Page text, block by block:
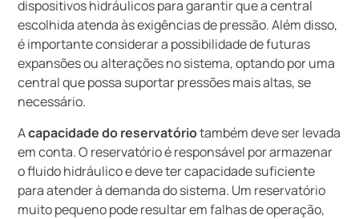
dispositivos hidráulicos para garantir que a central
escolhida atenda às exigências de pressão. Além disso,
é importante considerar a possibilidade de futuras
expansões ou alterações no sistema, optando por uma
central que possa suportar pressões mais altas, se
necessário.
Acapacidade do reservatóriotambém deve ser levada
em conta. O reservatório é responsável por armazenar
o fluido hidráulico e deve ter capacidade suficiente
para atender à demanda do sistema. Um reservatório
muito pequeno pode resultar em falhas de operação,